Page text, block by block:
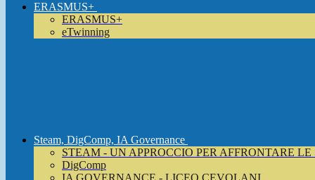
ERASMUS+
ERASMUS+
eTwinning
Steam, DigComp, IA Governance
STEAM - UN APPROCCIO PER AFFRONTARE
DigComp